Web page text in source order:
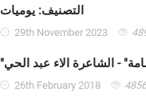
التصنيف: يوميات
29th November 2023
- الشاعرة الاء عبد الحي
26th February 2018